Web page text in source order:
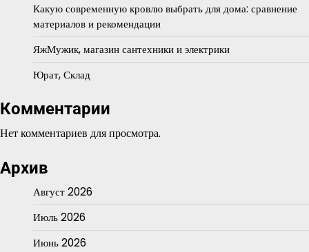
Какую современную кровлю выбрать для дома: сравнение
материалов и рекомендации
ЯжМужик, магазин сантехники и электрики
Юрат, Склад
Комментарии
Нет комментариев для просмотра.
Архив
Август 2026
Июль 2026
Июнь 2026